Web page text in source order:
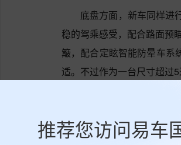
推荐您访问易车
底盘方面，新车同样进
稳的驾乘感受，配合路面预
簸，配合定眩智能防晕车系
适。不过作为一台尺寸超过